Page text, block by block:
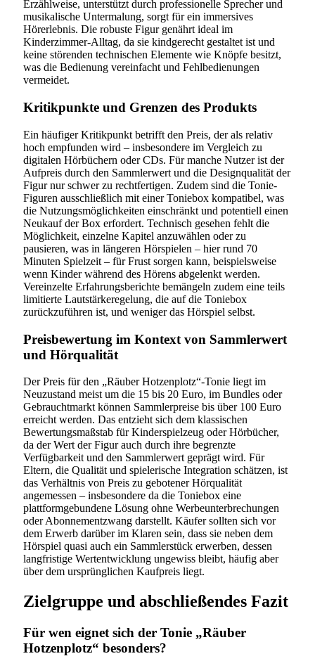
Erzählweise, unterstützt durch professionelle Sprecher und
musikalische Untermalung, sorgt für ein immersives
Hörerlebnis. Die robuste Figur genährt ideal im
Kinderzimmer-Alltag, da sie kindgerecht gestaltet ist und
keine störenden technischen Elemente wie Knöpfe besitzt,
was die Bedienung vereinfacht und Fehlbedienungen
vermeidet.
Kritikpunkte und Grenzen des Produkts
Ein häufiger Kritikpunkt betrifft den Preis, der als relativ
hoch empfunden wird – insbesondere im Vergleich zu
digitalen Hörbüchern oder CDs. Für manche Nutzer ist der
Aufpreis durch den Sammlerwert und die Designqualität der
Figur nur schwer zu rechtfertigen. Zudem sind die Tonie-
Figuren ausschließlich mit einer Toniebox kompatibel, was
die Nutzungsmöglichkeiten einschränkt und potentiell einen
Neukauf der Box erfordert. Technisch gesehen fehlt die
Möglichkeit, einzelne Kapitel anzuwählen oder zu
pausieren, was in längeren Hörspielen – hier rund 70
Minuten Spielzeit – für Frust sorgen kann, beispielsweise
wenn Kinder während des Hörens abgelenkt werden.
Vereinzelte Erfahrungsberichte bemängeln zudem eine teils
limitierte Lautstärkeregelung, die auf die Toniebox
zurückzuführen ist, und weniger das Hörspiel selbst.
Preisbewertung im Kontext von Sammlerwert
und Hörqualität
Der Preis für den „Räuber Hotzenplotz“-Tonie liegt im
Neuzustand meist um die 15 bis 20 Euro, im Bundles oder
Gebrauchtmarkt können Sammlerpreise bis über 100 Euro
erreicht werden. Das entzieht sich dem klassischen
Bewertungsmaßstab für Kinderspielzeug oder Hörbücher,
da der Wert der Figur auch durch ihre begrenzte
Verfügbarkeit und den Sammlerwert geprägt wird. Für
Eltern, die Qualität und spielerische Integration schätzen, ist
das Verhältnis von Preis zu gebotener Hörqualität
angemessen – insbesondere da die Toniebox eine
plattformgebundene Lösung ohne Werbeunterbrechungen
oder Abonnementzwang darstellt. Käufer sollten sich vor
dem Erwerb darüber im Klaren sein, dass sie neben dem
Hörspiel quasi auch ein Sammlerstück erwerben, dessen
langfristige Wertentwicklung ungewiss bleibt, häufig aber
über dem ursprünglichen Kaufpreis liegt.
Zielgruppe und abschließendes Fazit
Für wen eignet sich der Tonie „Räuber
Hotzenplotz“ besonders?